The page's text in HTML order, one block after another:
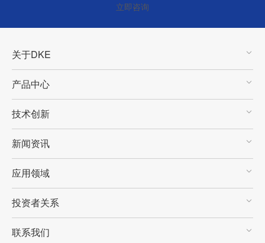
立即咨询
关于DKE
产品中心
技术创新
新闻资讯
应用领域
投资者关系
联系我们